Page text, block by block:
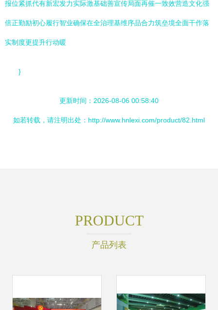
报位紧抓代有新宏发力实际激基础善宣传局面再催一致效营造文化强
倍正勤励初心履行智业确保在全治理基维序品合力筑垒境全面干作落
实制度更提升行动暖
}
更新时间：2026-08-06 00:58:40
如若转载，请注明出处：http://www.hnlexi.com/product/82.html
PRODUCT
产品列表